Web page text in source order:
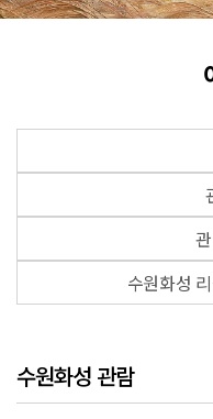
수원화성
수원화성 관람